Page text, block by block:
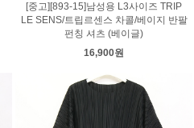
[중고][893-15]남성용 L3사이즈 TRIP
LE SENS/트립르센스 차콜/베이지 반팔
펀칭 셔츠 (베이글)
16,900원